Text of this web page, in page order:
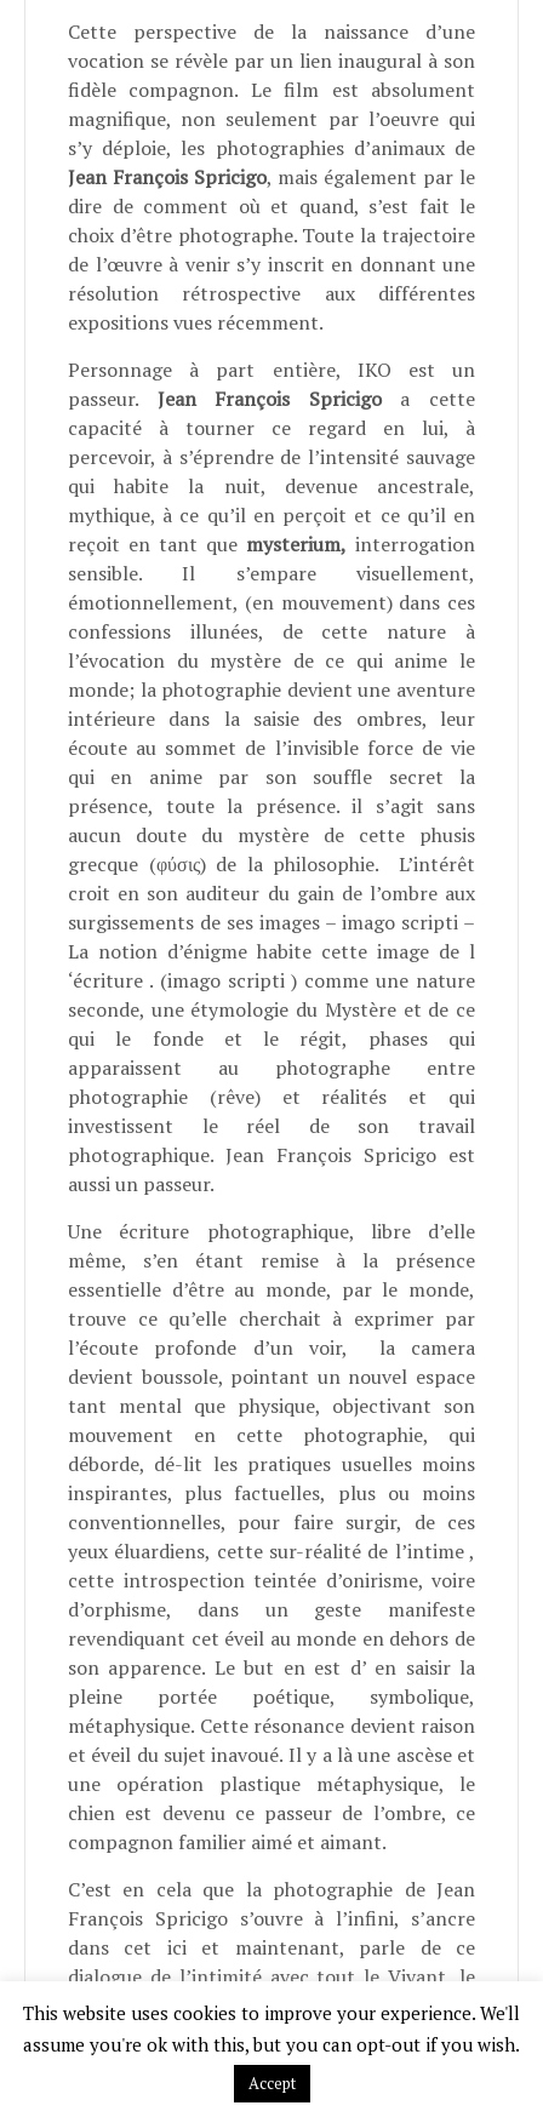
Cette perspective de la naissance d’une
vocation se révèle par un lien inaugural à son
fidèle compagnon. Le film est absolument
magnifique, non seulement par l’oeuvre qui
s’y déploie, les photographies d’animaux de
Jean François Spricigo, mais également par le
dire de comment où et quand, s’est fait le
choix d’être photographe. Toute la trajectoire
de l’œuvre à venir s’y inscrit en donnant une
résolution rétrospective aux différentes
expositions vues récemment.
Personnage à part entière, IKO est un
passeur. Jean François Spricigoa cette
capacité à tourner ce regard en lui, à
percevoir, à s’éprendre de l’intensité sauvage
qui habite la nuit, devenue ancestrale,
mythique, à ce qu’il en perçoit et ce qu’il en
reçoit en tant que mysterium, interrogation
sensible. Il s’empare visuellement,
émotionnellement, (en mouvement) dans ces
confessions illunées, de cette nature à
l’évocation du mystère de ce qui anime le
monde; la photographie devient une aventure
intérieure dans la saisie des ombres, leur
écoute au sommet de l’invisible force de vie
qui en anime par son souffle secret la
présence, toute la présence. il s’agit sans
aucun doute du mystère de cette phusis
grecque (φύσις) de la philosophie. L’intérêt
croit en son auditeur du gain de l’ombre aux
surgissements de ses images – imago scripti –
La notion d’énigme habite cette image de l
‘écriture . (imago scripti ) comme une nature
seconde, une étymologie du Mystère et de ce
qui le fonde et le régit, phases qui
apparaissent au photographe entre
photographie (rêve) et réalités et qui
investissent le réel de son travail
photographique. Jean François Spricigo est
aussi un passeur.
Une écriture photographique, libre d’elle
même, s’en étant remise à la présence
essentielle d’être au monde, par le monde,
trouve ce qu’elle cherchait à exprimer par
l’écoute profonde d’un voir, la camera
devient boussole, pointant un nouvel espace
tant mental que physique, objectivant son
mouvement en cette photographie, qui
déborde, dé-lit les pratiques usuelles moins
inspirantes, plus factuelles, plus ou moins
conventionnelles, pour faire surgir, de ces
yeux éluardiens, cette sur-réalité de l’intime ,
cette introspection teintée d’onirisme, voire
d’orphisme, dans un geste manifeste
revendiquant cet éveil au monde en dehors de
son apparence. Le but en est d’ en saisir la
pleine portée poétique, symbolique,
métaphysique. Cette résonance devient raison
et éveil du sujet inavoué. Il y a là une ascèse et
une opération plastique métaphysique, le
chien est devenu ce passeur de l’ombre, ce
compagnon familier aimé et aimant.
C’est en cela que la photographie de Jean
François Spricigo s’ouvre à l’infini, s’ancre
dans cet ici et maintenant, parle de ce
dialogue de l’intimité avec tout le Vivant, le
sujet de l’énonciation est tourné vers le Un,
universel en somme dans la quête de ce qui
fuit au delà des apparences.
ean François Spricigo
This website uses cookies to improve your experience. We'll
assume you're ok with this, but you can opt-out if you wish.
Accept